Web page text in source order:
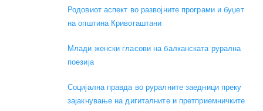
Родовиот аспект во развојните програми и буџет
на општина Кривогаштани
Mлади женски гласови на балканската рурална
поезија
Социјална правда во руралните заедници преку
зајакнување на дигиталните и претприемничките